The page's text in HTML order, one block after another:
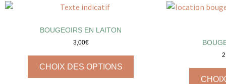
BOUGEOIRS EN LAITON
3,00€
CHOIX DES OPTIONS